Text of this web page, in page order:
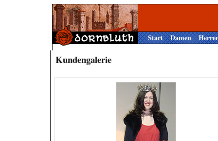
Start Damen
Kundengalerie